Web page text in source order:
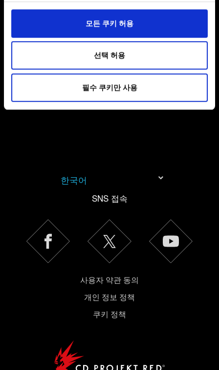
일부 쿠키는 웹 사이트를 정상적으로 이용하기 위해
관련 기술적 피드백을 제공하여 사용자의 웹사이트 이용
환경을 개선하기 위해 사용됩니다. 예를 들어, 소셜
미디어를 통해 사용자와 소통할 경우, 사용자의 선호도를
파악하기 위해 쿠키의 일부를 저희 파트너와 공유할 수도
있습니다. 물론, 이처럼 선택적으로 쿠키를 사용할
경우에는 사용자의 동의를 구할 것입니다.
모든 쿠키 허용
선택 허용
필수 쿠키만 사용
보내기
개인 정보 처리 관련 정보
한국어
SNS 접속
사용자 약관 동의
개인 정보 정책
쿠키 정책